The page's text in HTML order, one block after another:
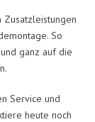
So
ganz auf die
Service und
heute noch